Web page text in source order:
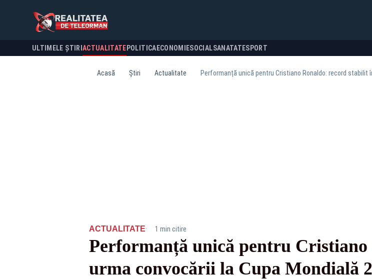
ULTIMELE ȘTIRI ACTUALITATE POLITICA ECONOMIESOCIALSANATATESPORT
Acasă Știri Actualitate Performanță unică pentru Cristiano Ronaldo: record stabilit
ACTUALITATE· 1 min citire
Performanță unică pentru
urma convocării la Cupa Mondială